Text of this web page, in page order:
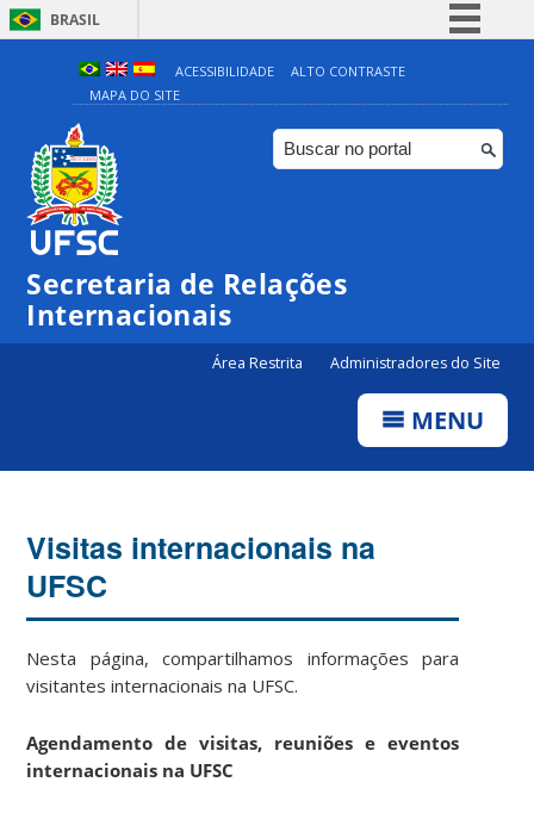
BRASIL
Simplifique!
Comunica BR
Participe
ACESSIBILIDADE
ALTO CONTRASTE
MAPA DO SITE
Secretaria de Relações
Internacionais
Área Restrita Administradores do Site
MENU
Visitas internacionais na
UFSC
Nesta página, compartilhamos informações para
visitantes internacionais na UFSC.
Agendamento de visitas, reuniões e eventos
internacionais na UFSC